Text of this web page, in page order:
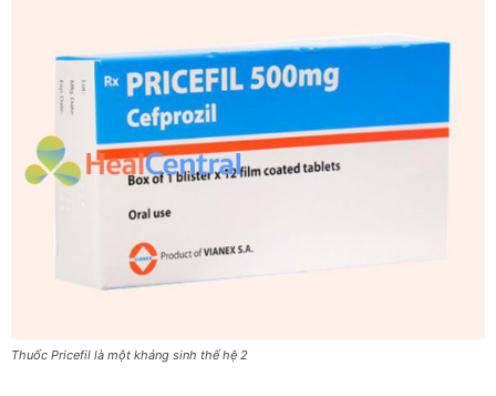
Thuốc Pricefil là một kháng sinh thế hệ 2